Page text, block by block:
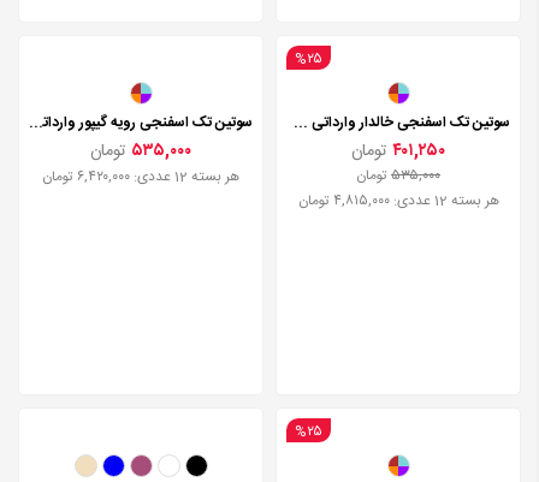
%۲۵
سوتین تک اسفنجی خالدار وارداتی چینی مدل 716
۴۰۱,۲۵۰ تومان
۵۳۵,۰۰۰ تومان
هر بسته 12 عددی: ۴,۸۱۵,۰۰۰ تومان
%۲۵